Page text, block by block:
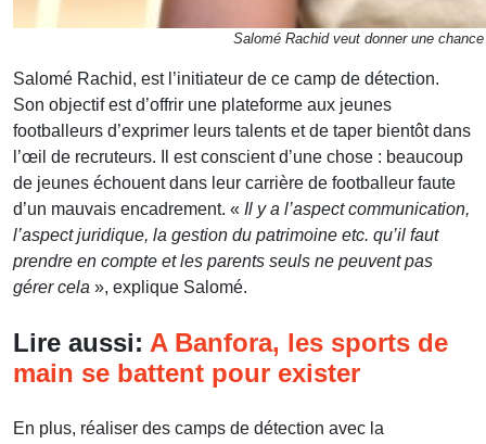
Salomé Rachid veut donner une
Salomé Rachid, est l’initiateur de ce camp de détection.
Son objectif est d’offrir une plateforme aux jeunes
footballeurs d’exprimer leurs talents et de taper bientôt dans
l’œil de recruteurs. Il est conscient d’une chose : beaucoup
de jeunes échouent dans leur carrière de footballeur faute
d’un mauvais encadrement. « Il y a l’aspect communication,
l’aspect juridique, la gestion du patrimoine etc. qu’il faut
prendre en compte et les parents seuls ne peuvent pas
gérer cela », explique Salomé.
Lire aussi: A Banfora, les sports de
main se battent pour exister
En plus, réaliser des camps de détection avec la